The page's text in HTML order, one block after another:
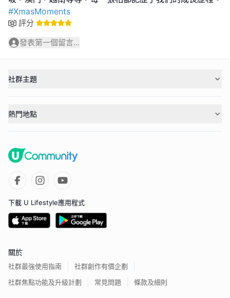
#XmasMoments
評分
發表第一個留言...
社群主題
熱門地點
下載 U Lifestyle應用程式
關於
社群最強使用指南
社群創作有價企劃
社群焦點功能及升級計劃
常見問題 條款及細則